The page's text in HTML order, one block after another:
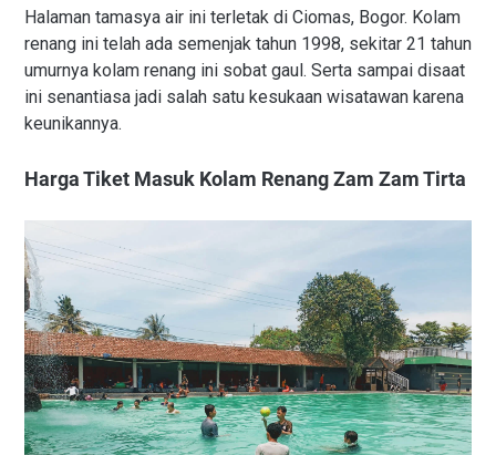
Halaman tamasya air ini terletak di Ciomas, Bogor. Kolam
renang ini telah ada semenjak tahun 1998, sekitar 21 tahun
umurnya kolam renang ini sobat gaul. Serta sampai disaat
ini senantiasa jadi salah satu kesukaan wisatawan karena
keunikannya.
Harga Tiket Masuk Kolam Renang Zam Zam Tirta